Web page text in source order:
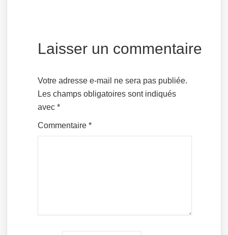
Laisser un commentaire
Votre adresse e-mail ne sera pas publiée.
Les champs obligatoires sont indiqués
avec*
Commentaire*